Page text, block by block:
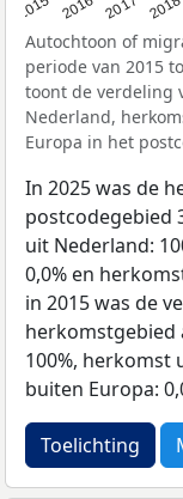
2015 2016 2017 2018
Autochtoon of
periode van 2015
toont de verdeling
Nederland,
Europa in het
In 2025 was de
postcodegebied
uit Nederland:
0,0% en
in 2015 was de
herkomstgebied
100%, herkomst
buiten Europa:
Toelichting